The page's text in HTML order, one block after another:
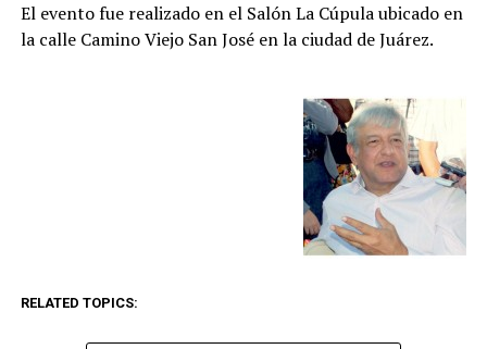
El evento fue realizado en el Salón La Cúpula ubicado en
la calle Camino Viejo San José en la ciudad de Juárez.
RELATED TOPICS: